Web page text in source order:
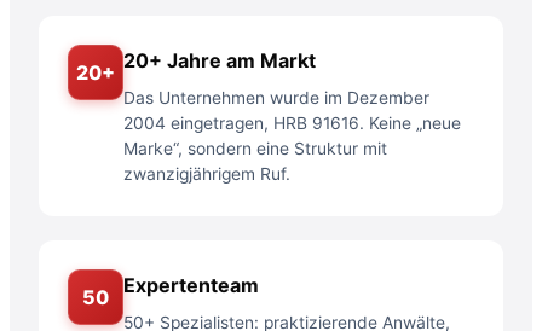
20+ 20+ Jahre am Markt
Das Unternehmen wurde im Dezember
2004 eingetragen, HRB 91616. Keine „neue
Marke“, sondern eine Struktur mit
zwanzigjährigem Ruf.
50 Expertenteam
50+ Spezialisten: praktizierende Anwälte,